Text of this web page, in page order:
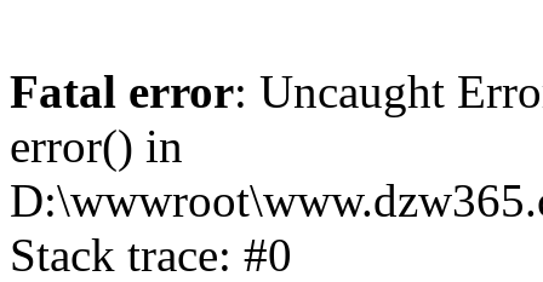
Fatal error: Uncaught
error() in
Stack trace: #0